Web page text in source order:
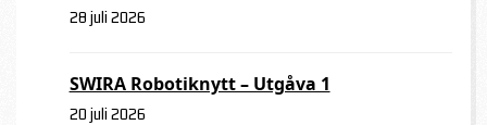
28 juli 2026
SWIRA Robotiknytt – Utgåva 1
20 juli 2026